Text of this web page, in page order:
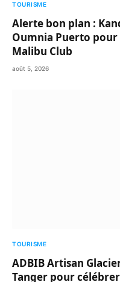
TOURISME
Alerte bon plan :
Oumnia Puerto
Malibu Club
août 5, 2026
TOURISME
ADBIB Artisan
Tanger pour